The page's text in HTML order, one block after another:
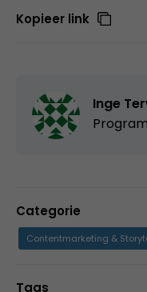
Kopieer link
Inge
Categorie
Contentmarketing &
Tags